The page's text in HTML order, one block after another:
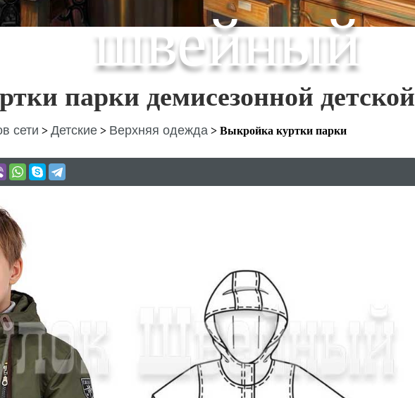
швейный
парки демисезонной детской
сети > Детские > Верхняя одежда > Выкройка куртки парки